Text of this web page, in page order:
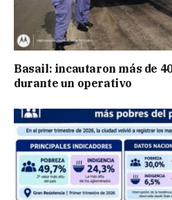
Basail: incautaron más de
durante un operativo